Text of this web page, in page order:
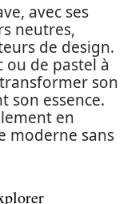
avec ses
neutres,
de design.
ou de pastel à
son
son essence.
en
moderne sans